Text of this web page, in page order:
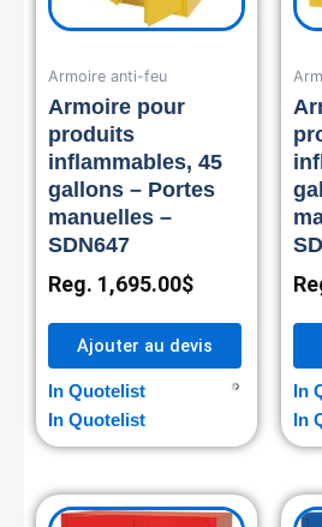
Armoire anti-feu
Armoire pour
produits
inflammables, 45
gallons – Portes
manuelles –
SDN647
Reg. 1,695.00$
Ajouter au devis
In Quotelist
In Quotelist
In
In